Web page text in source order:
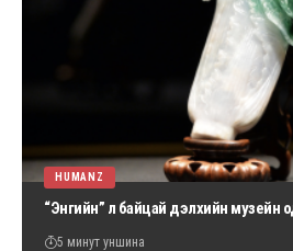
HUMANZ
“Энгийн” л байцай дэлхийн музейн
5 минут уншина